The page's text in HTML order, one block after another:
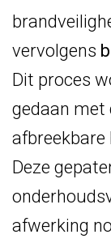
vervolgens
Dit proces
gedaan met
Deze
afwerking